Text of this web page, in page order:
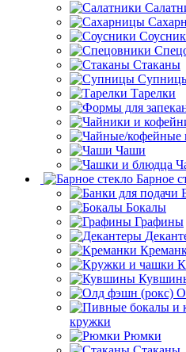
Стаканы
Тарелки
Чаши
Барное
Бокалы
Графины
кружки
Рюмки